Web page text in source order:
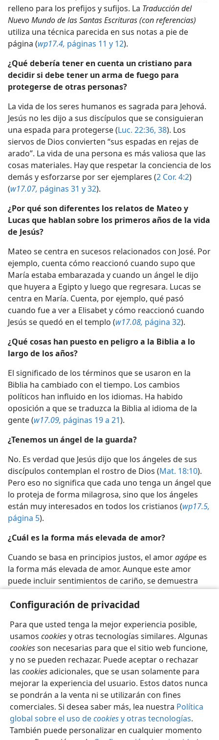
Configuración de privacidad
Para que usted tenga la mejor experiencia posible,
usamos cookiesy otras tecnologías similares. Algunas
cookiesson necesarias para que el sitio web funcione,
y no se pueden rechazar. Puede aceptar o rechazar
las cookiesadicionales, que se usan solamente para
mejorar la experiencia del usuario. Estos datos nunca
se pondrán a la venta ni se utilizarán con fines
comerciales. Si desea saber más, lea nuestra Política
global sobre el uso decookiesy otras tecnologías.
También puede personalizar en cualquier momento
relleno para los prefijos y sufijos. La Traducción del
Nuevo Mundo de las Santas Escrituras (con referencias)
utiliza una técnica parecida en sus notas a pie de
página (wp17.4, páginas 11 y 12).
¿Qué debería tener en cuenta un cristiano para
decidir si debe tener un arma de fuego para
protegerse de otras personas?
La vida de los seres humanos es sagrada para Jehová.
Jesús no les dijo a sus discípulos que se consiguieran
una espada para protegerse (Luc. 22:36, 38). Los
siervos de Dios convierten “sus espadas en rejas de
arado”. La vida de una persona es más valiosa que las
cosas materiales. Hay que respetar la conciencia de los
demás y esforzarse por ser ejemplares (2 Cor. 4:2)
(w17.07, páginas 31 y 32).
¿Por qué son diferentes los relatos de Mateo y
Lucas que hablan sobre los primeros años de la vida
de Jesús?
Mateo se centra en sucesos relacionados con José. Por
ejemplo, cuenta cómo reaccionó cuando supo que
María estaba embarazada y cuando un ángel le dijo
que huyera a Egipto y luego que regresara. Lucas se
centra en María. Cuenta, por ejemplo, qué pasó
cuando fue a ver a Elisabet y cómo reaccionó cuando
Jesús se quedó en el templo (w17.08, página 32).
¿Qué cosas han puesto en peligro a la Biblia a lo
largo de los años?
El significado de los términos que se usaron en la
Biblia ha cambiado con el tiempo. Los cambios
políticos han influido en los idiomas. Ha habido
oposición a que se traduzca la Biblia al idioma de la
gente (w17.09, páginas 19 a 21).
¿Tenemos un ángel de la guarda?
No. Es verdad que Jesús dijo que los ángeles de sus
discípulos contemplan el rostro de Dios (Mat. 18:10).
Pero eso no significa que cada uno tenga un ángel que
lo proteja de forma milagrosa, sino que los ángeles
están muy interesados en todos los cristianos (wp17.5,
página 5).
¿Cuál es la forma más elevada de amor?
Cuando se basa en principios justos, el amoragápe es
la forma más elevada de amor. Aunque este amor
puede incluir sentimientos de cariño, se demuestra
principalmente con actos desinteresados por el bien
de los demás (w17.10, página 7).
Español Compartir Configuración
Copyright © 2026 Watch Tower Bible and Tract Society of Pennsylvania
Condiciones de uso
Política de privacidad
Configuración de privacidad
JW.ORG Iniciar sesión